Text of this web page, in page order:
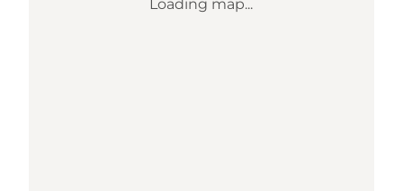
Loading map...